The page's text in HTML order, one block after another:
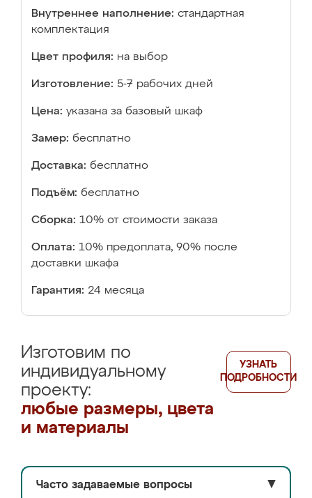
Внутреннее наполнение: стандартная
комплектация
Цвет профиля: на выбор
Изготовление: 5-7 рабочих дней
Цена: указана за базовый шкаф
Замер: бесплатно
Доставка: бесплатно
Подъём: бесплатно
Сборка: 10% от стоимости заказа
Оплата: 10% предоплата, 90% после
доставки шкафа
Гарантия: 24 месяца
Изготовим по
индивидуальному
проекту:
любые размеры, цвета
и материалы
УЗНАТЬ
ПОДРОБНОСТИ
Часто задаваемые вопросы ▼